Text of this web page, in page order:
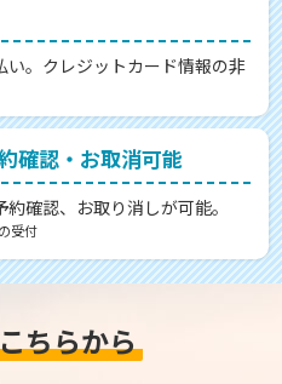
。クレジットカード情報の非
確認・お取消可能
確認、お取り消しが可能。
受付
ちらから